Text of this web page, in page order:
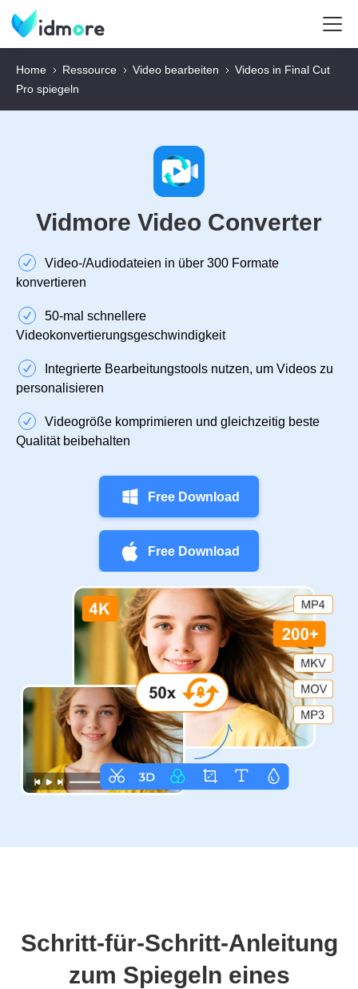
Home Ressource Video bearbeiten
Videos in Final Cut
Pro spiegeln
Vidmore Video Converter
Video‑/Audiodateien in über 300 Formate
konvertieren
50‑mal schnellere
Videokonvertierungsgeschwindigkeit
Integrierte Bearbeitungstools nutzen, um Videos zu
personalisieren
Videogröße komprimieren und gleichzeitig beste
Qualität beibehalten
Free Download
Free Download
Schritt-für-Schritt-Anleitung
zum Spiegeln eines